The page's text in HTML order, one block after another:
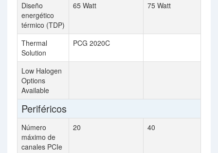
Diseño
energético
térmico (TDP)
65 Watt 75 Watt
Thermal
Solution
PCG 2020C
Low Halogen
Options
Available
Periféricos
Número
máximo de
canales PCIe
20 40